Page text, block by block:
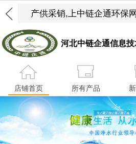
河北中链企通信息技
店铺首页 所有产品